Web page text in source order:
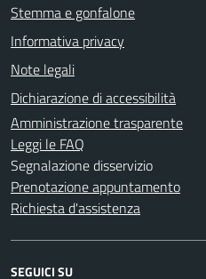
Stemma e gonfalone
Informativa privacy
Note legali
Dichiarazione di accessibilità
Amministrazione trasparente
Leggi le FAQ
Segnalazione disservizio
Prenotazione appuntamento
Richiesta d'assistenza
SEGUICI SU